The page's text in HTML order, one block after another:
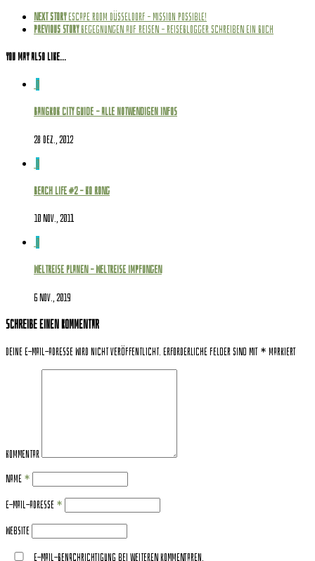
Next story Escape Room Düsseldorf – Mission Possible!
Previous story Begegnungen auf Reisen – Reiseblogger schreiben ein Buch
You may also like...
0
Bangkok City Guide – alle notwendigen Infos
28 Dez., 2012
0
Beach Life #2 – Ko Rong
10 Nov., 2011
0
Weltreise planen – Weltreise Impfungen
6 Nov., 2019
Schreibe einen Kommentar
Deine E-Mail-Adresse wird nicht veröffentlicht. Erforderliche Felder sind mit * markiert
Kommentar
Name *
E-Mail-Adresse *
Website
E-Mail-Benachrichtigung bei weiteren Kommentaren.